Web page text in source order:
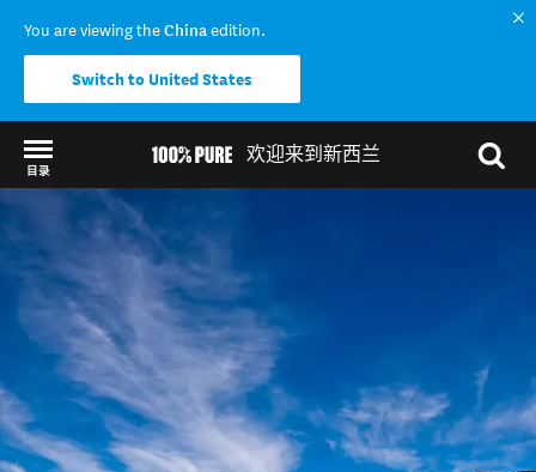
You are viewing theChinaedition.
Switch to United States
欢迎来到新西兰
目录
Back to my results